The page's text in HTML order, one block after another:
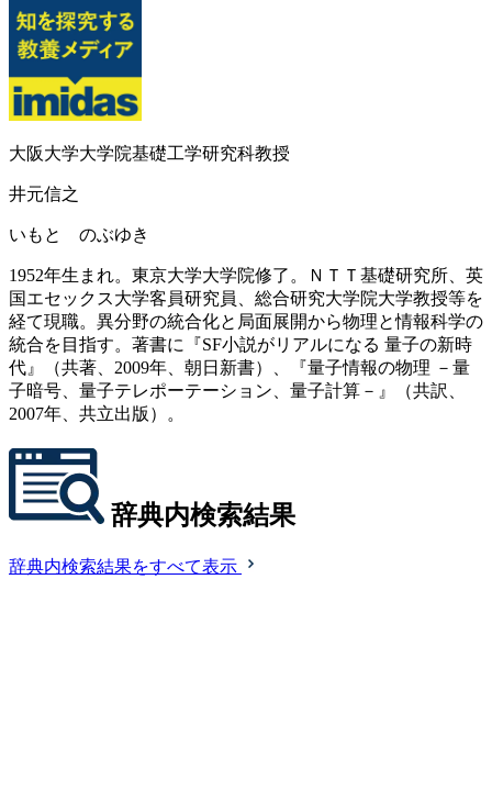
大阪大学大学院基礎工学研究科教授
井元信之
いもと のぶゆき
1952年生まれ。東京大学大学院修了。ＮＴＴ基礎研究所、英
国エセックス大学客員研究員、総合研究大学院大学教授等を
経て現職。異分野の統合化と局面展開から物理と情報科学の
統合を目指す。著書に『SF小説がリアルになる 量子の新時
代』（共著、2009年、朝日新書）、『量子情報の物理 －量
子暗号、量子テレポーテーション、量子計算－』（共訳、
2007年、共立出版）。
辞典内検索結果
辞典内検索結果をすべて表示